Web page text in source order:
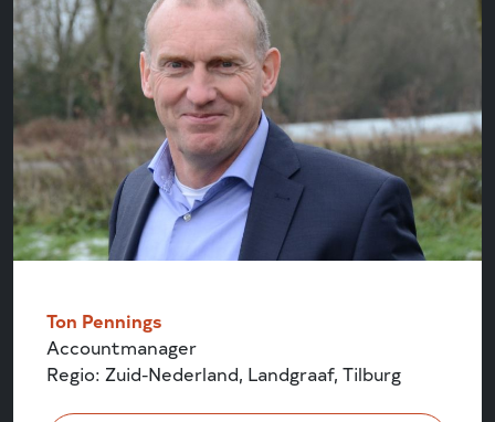
Ton Pennings
Accountmanager
Regio: Zuid-Nederland, Landgraaf, Tilburg